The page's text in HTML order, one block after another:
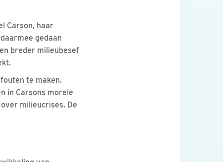
Carson, haar
gedaan
breder milieubesef
te maken.
in Carsons morele
milieucrises. De